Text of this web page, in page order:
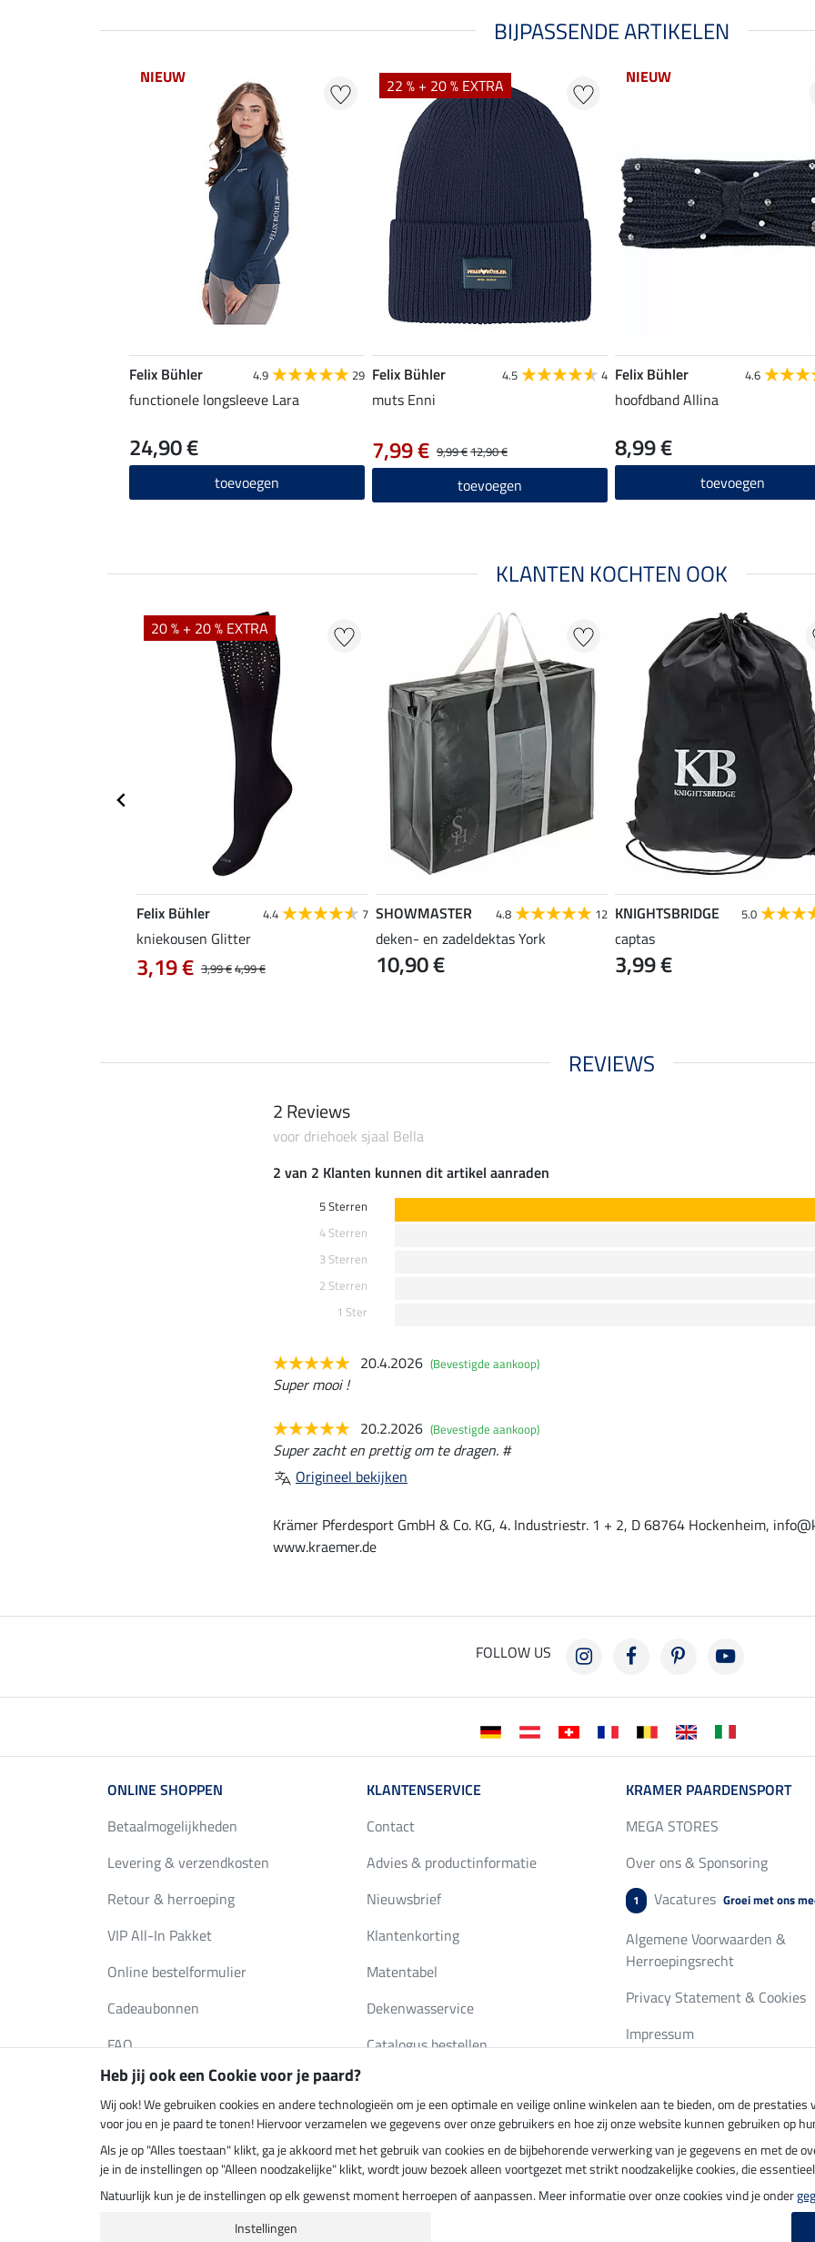
BIJPASSENDE ARTIKELEN
NIEUW
Felix Bühler 4.9 29
functionele longsleeve Lara
24,90 €
toevoegen
22 % + 20 % EXTRA
Felix Bühler 4.5 4
muts Enni
9,99 €12,90 €
7,99 €
toevoegen
NIEUW
Felix Bühler 4.6
hoofdband Allina
8,99 €
toevoegen
KLANTEN KOCHTEN OOK
20 % + 20 % EXTRA
Felix Bühler 4.4 7
kniekousen Glitter
3,99 €4,99 €
3,19 €
SHOWMASTER 4.8 12
deken- en zadeldektas York
10,90 €
KNIGHTSBRIDGE 5.0
captas
3,99 €
REVIEWS
2 Reviews
voor driehoek sjaal Bella
2 van 2 Klanten kunnen dit artikel aanraden
5 Sterren
4 Sterren
3 Sterren
2 Sterren
1 Ster
20.4.2026 (Bevestigde aankoop)
Super mooi !
20.2.2026 (Bevestigde aankoop)
Super zacht en prettig om te dragen. #
Origineel bekijken
Krämer Pferdesport GmbH & Co. KG, 4. Industriestr. 1 + 2, D 68764 Hockenheim,
www.kraemer.de
FOLLOW US
ONLINE SHOPPEN
Betaalmogelijkheden
Levering & verzendkosten
Retour & herroeping
VIP All-In Pakket
Online bestelformulier
Cadeaubonnen
FAQ
KLANTENSERVICE
Contact
Advies & productinformatie
Nieuwsbrief
Klantenkorting
Matentabel
Dekenwasservice
Catalogus bestellen
KRAMER PAARDENSPORT
MEGA STORES
Over ons & Sponsoring
1 Vacatures Groei met ons
Algemene Voorwaarden &
Herroepingsrecht
Privacy Statement & Cookies
Impressum
Klimaatneutrale shop Verzending per Veilig betalen met
Heb jij ook een Cookie voor je paard?
Wij ook! We gebruiken cookies en andere technologieën om je een optimale en veilige online winkelen aan te bieden, om de
voor jou en je paard te tonen! Hiervoor verzamelen we gegevens over onze gebruikers en hoe zij onze website kunnen gebruiken op
Als je op "Alles toestaan" klikt, ga je akkoord met het gebruik van cookies en de bijbehorende verwerking van je gegevens en met de
je in de instellingen op "Alleen noodzakelijke" klikt, wordt jouw bezoek alleen voortgezet met strikt noodzakelijke cookies, die
Natuurlijk kun je de instellingen op elk gewenst moment herroepen of aanpassen. Meer informatie over onze cookies vind je onder
Instellingen